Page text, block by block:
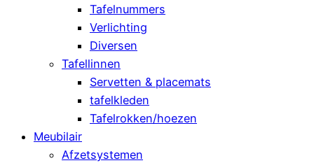
Tafelnummers
Verlichting
Diversen
Tafellinnen
Servetten & placemats
tafelkleden
Tafelrokken/hoezen
Meubilair
Afzetsystemen